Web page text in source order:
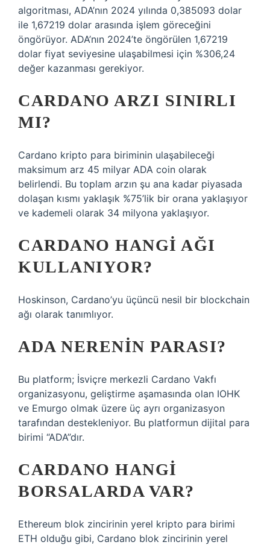
algoritması, ADA’nın 2024 yılında 0,385093 dolar
ile 1,67219 dolar arasında işlem göreceğini
öngörüyor. ADA’nın 2024’te öngörülen 1,67219
dolar fiyat seviyesine ulaşabilmesi için %306,24
değer kazanması gerekiyor.
CARDANO ARZI SINIRLI
MI?
Cardano kripto para biriminin ulaşabileceği
maksimum arz 45 milyar ADA coin olarak
belirlendi. Bu toplam arzın şu ana kadar piyasada
dolaşan kısmı yaklaşık %75’lik bir orana yaklaşıyor
ve kademeli olarak 34 milyona yaklaşıyor.
CARDANO HANGI AĞI
KULLANIYOR?
Hoskinson, Cardano’yu üçüncü nesil bir blockchain
ağı olarak tanımlıyor.
ADA NERENIN PARASI?
Bu platform; İsviçre merkezli Cardano Vakfı
organizasyonu, geliştirme aşamasında olan IOHK
ve Emurgo olmak üzere üç ayrı organizasyon
tarafından destekleniyor. Bu platformun dijital para
birimi “ADA”dır.
CARDANO HANGI
BORSALARDA VAR?
Ethereum blok zincirinin yerel kripto para birimi
ETH olduğu gibi, Cardano blok zincirinin yerel